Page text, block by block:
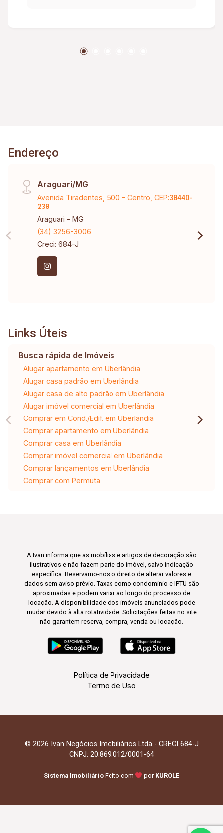
grande fluxo. Ideal para comércios, escritórios
Endereço
Araguari/MG
Avenida Tiradentes, 500 - Centro, CEP:38440-
238
Araguari - MG
(34) 3256-3006
Creci: 684-J
Links Úteis
Busca rápida de Imóveis
Alugar apartamento em Uberlândia
Alugar casa padrão em Uberlândia
Alugar casa de alto padrão em Uberlândia
Alugar imóvel comercial em Uberlândia
Comprar em Cond./Edif. em Uberlândia
Comprar apartamento em Uberlândia
Comprar casa em Uberlândia
Comprar imóvel comercial em Uberlândia
Comprar lançamentos em Uberlândia
Comprar com Permuta
A Ivan informa que as mobílias e artigos de decoração são
ilustrativos e não fazem parte do imóvel, salvo indicação
específica. Reservamo-nos o direito de alterar valores e
dados sem aviso prévio. Taxas como condomínio e IPTU são
aproximadas e podem variar ao longo do processo de
locação. A disponibilidade dos imóveis anunciados pode
mudar devido à alta rotatividade. Solicitações feitas no site
não garantem reserva, compra, venda ou locação.
Política de Privacidade
Termo de Uso
© 2026 Ivan Negócios Imobiliários Ltda - CRECI 684-J
CNPJ: 20.869.012/0001-64
Sistema Imobiliário Feito com por KUROLE